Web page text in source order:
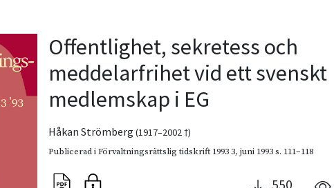
Offentlighet, sekretess och
meddelarfrihet vid ett svenskt
medlemskap i EG
Håkan Strömberg(1917–2002 †)
Publicerad iFörvaltningsrättslig tidskrift 1993 3,juni 1993s. 111–118
550